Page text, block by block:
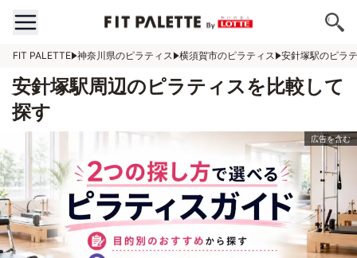
FIT PALETTE 神奈川県のピラティス 横須賀市のピラティス 安針塚駅のピラ
安針塚駅周辺のピラティスを比較して
探す